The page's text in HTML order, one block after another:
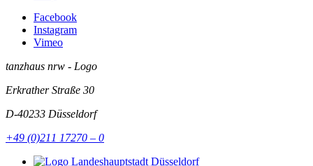
Facebook
Instagram
Vimeo
tanzhaus nrw - Logo
Erkrather Straße 30
D-40233 Düsseldorf
+49 (0)211 17270 – 0